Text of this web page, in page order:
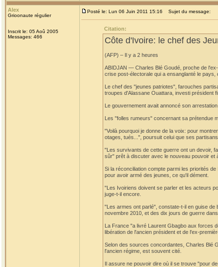
Alex
Grioonaute régulier
Inscrit le: 05 Aoû 2005
Messages: 466
Posté le: Lun 06 Juin 2011 15:16 Sujet du message:
Citation:
Côte d'Ivoire: le chef des
(AFP) – Il y a 2 heures
ABIDJAN — Charles Blé Goudé, proche de
crise post-électorale qui a ensanglanté le pays,
Le chef des "jeunes patriotes", farouches
troupes d'Alassane Ouattara, investi président
Le gouvernement avait annoncé son
Les "folles rumeurs" concernant sa prétendue
"Voilà pourquoi je donne de la voix: pour
otages, tués...", poursuit celui que ses
"Les survivants de cette guerre ont un devoir,
sûr" prêt à discuter avec le nouveau pouvoir et
Si la réconciliation compte parmi les priorités
pour avoir armé des jeunes, ce qu'il dément.
"Les Ivoiriens doivent se parler et les acteurs
juge-t-il encore.
"Les armes ont parlé", constate-t-il en guise
novembre 2010, et des dix jours de guerre
La France "a livré Laurent Gbagbo aux forces
libération de l'ancien président et de l'ex-
Selon des sources concordantes, Charles Blé
l'ancien régime, est souvent cité.
Il assure ne pouvoir dire où il se trouve "pour